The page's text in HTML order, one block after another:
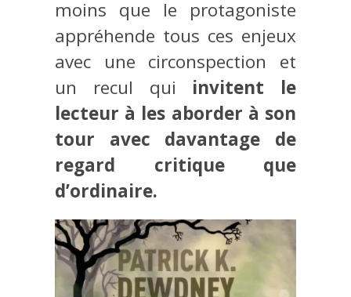
moins que le protagoniste
appréhende tous ces enjeux
avec une circonspection et
un recul qui invitent le
lecteur à les aborder à son
tour avec davantage de
regard critique que
d’ordinaire.